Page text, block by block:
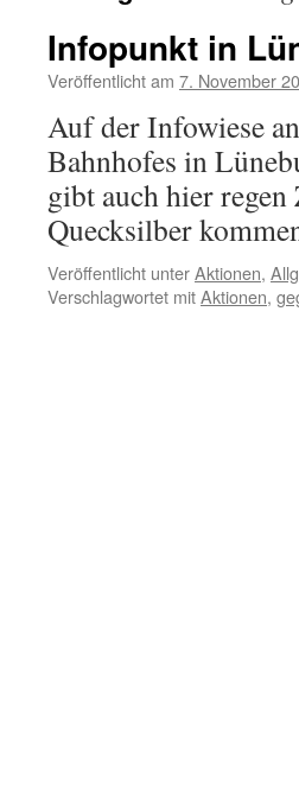
Infopunkt in
Veröffentlicht am 7. November
Auf der Infowiese
Bahnhofes in
gibt auch hier
Quecksilber
Veröffentlicht unterAktionen,
Verschlagwortet mitAktionen,